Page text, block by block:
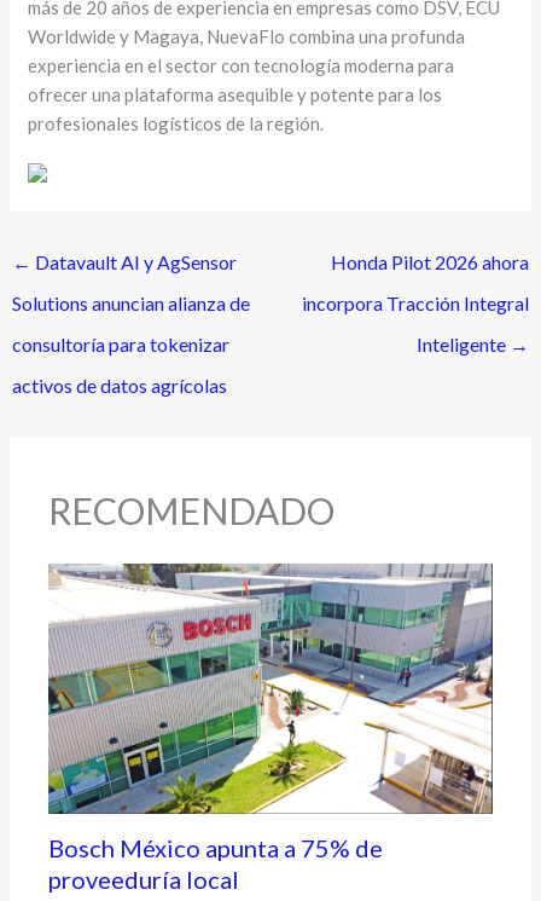
más de 20 años de experiencia en empresas como DSV, ECU
Worldwide y Magaya, NuevaFlo combina una profunda
experiencia en el sector con tecnología moderna para
ofrecer una plataforma asequible y potente para los
profesionales logísticos de la región.
← Datavault AI y AgSensor
Solutions anuncian alianza de
consultoría para tokenizar
activos de datos agrícolas
Honda Pilot 2026 ahora
incorpora Tracción Integral
Inteligente →
RECOMENDADO
Bosch México apunta a 75% de
proveeduría local